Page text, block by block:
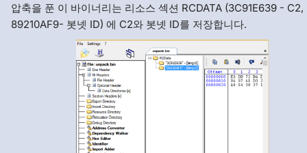
압축을 푼 이 바이너리는 리소스 섹션 RCDATA (3C91E639 - C2,
89210AF9- 봇넷 ID) 에 C2와 봇넷 ID를 저장합니다.